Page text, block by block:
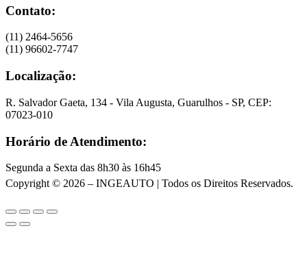
Contato:
(11) 2464-5656
(11) 96602-7747
Localização:
R. Salvador Gaeta, 134 - Vila Augusta, Guarulhos - SP, CEP:
07023-010
Horário de Atendimento:
Segunda a Sexta das 8h30 às 16h45
Copyright © 2026 – INGEAUTO | Todos os Direitos Reservados.